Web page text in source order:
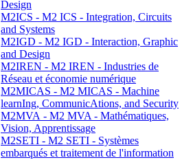
Design
M2ICS - M2 ICS - Integration, Circuits
and Systems
M2IGD - M2 IGD - Interaction, Graphic
and Design
M2IREN - M2 IREN - Industries de
Réseau et économie numérique
M2MICAS - M2 MICAS - Machine
learnIng, CommunicAtions, and Security
M2MVA - M2 MVA - Mathématiques,
Vision, Apprentissage
M2SETI - M2 SETI - Systèmes
embarqués et traitement de l'information